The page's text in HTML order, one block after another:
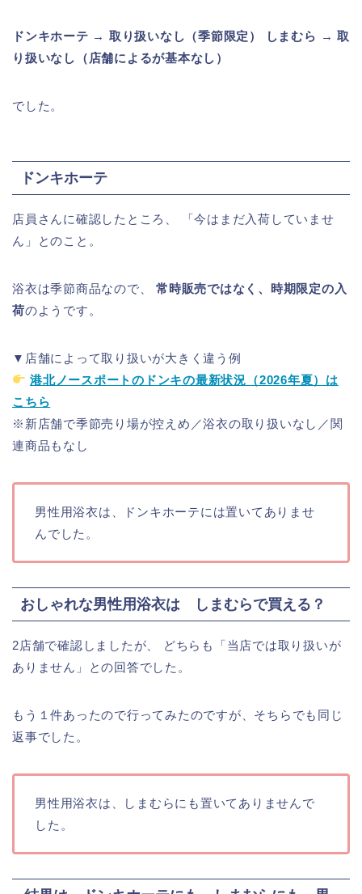
ドンキホーテ → 取り扱いなし（季節限定）
しまむら → 取
り扱いなし（店舗によるが基本なし）
でした。
ドンキホーテ
店員さんに確認したところ、 「今はまだ入荷していませ
ん」とのこと。
浴衣は季節商品なので、常時販売ではなく、時期限定の入
荷のようです。
▼店舗によって取り扱いが大きく違う例
港北ノースポートのドンキの最新状況（2026年夏）は
こちら
※新店舗で季節売り場が控えめ／浴衣の取り扱いなし／関
連商品もなし
男性用浴衣は、ドンキホーテには置いてありませ
んでした。
おしゃれな男性用浴衣は しまむらで買える？
2店舗で確認しましたが、 どちらも「当店では取り扱いが
ありません」との回答でした。
もう１件あったので行ってみたのですが、そちらでも同じ
返事でした。
男性用浴衣は、しまむらにも置いてありませんで
した。